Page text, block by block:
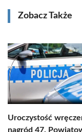
Zobacz Także
Uroczystość
nagród 47.